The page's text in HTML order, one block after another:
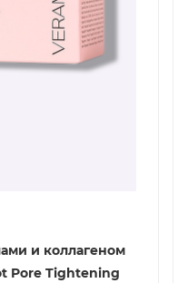
и коллагеном
Pore Tightening